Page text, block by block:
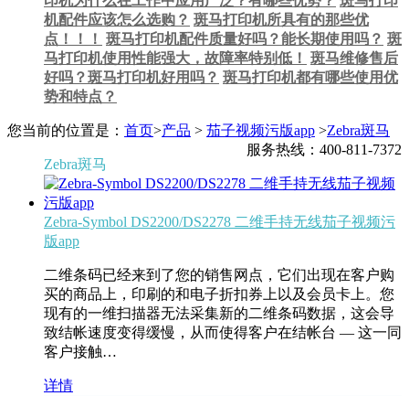
机配件应该怎么选购？ 斑马打印机所具有的那些优
点！！！ 斑马打印机配件质量好吗？能长期使用吗？ 斑
马打印机使用性能强大，故障率特别低！ 斑马维修售后
好吗？斑马打印机好用吗？ 斑马打印机都有哪些使用优
势和特点？
您当前的位置是： 首页>产品 > 茄子视频污版app >Zebra斑马
服务热线：400-811-7372
Zebra斑马
Zebra-Symbol DS2200/DS2278 二维手持无线茄子视频污
版app
二维条码已经来到了您的销售网点，它们出现在客户购
买的商品上，印刷的和电子折扣券上以及会员卡上。您
现有的一维扫描器无法采集新的二维条码数据，这会导
致结帐速度变得缓慢，从而使得客户在结帐台 — 这一同
客户接触…
详情